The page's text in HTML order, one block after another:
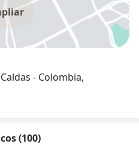
- Colombia,
(100)